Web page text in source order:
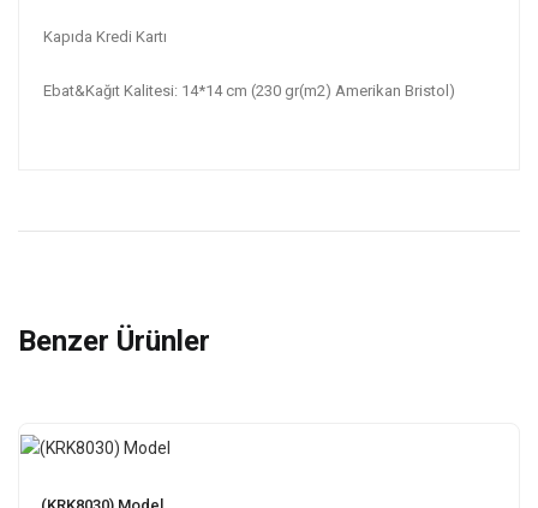
Kapıda Kredi Kartı
Ebat&Kağıt Kalitesi: 14*14 cm (230 gr(m2) Amerikan Bristol)
Benzer Ürünler